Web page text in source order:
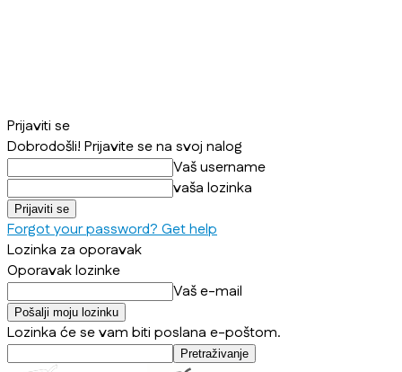
Prijaviti se
Dobrodošli! Prijavite se na svoj nalog
Vaš username
vaša lozinka
Forgot your password? Get help
Lozinka za oporavak
Oporavak lozinke
Vaš e-mail
Lozinka će se vam biti poslana e-poštom.